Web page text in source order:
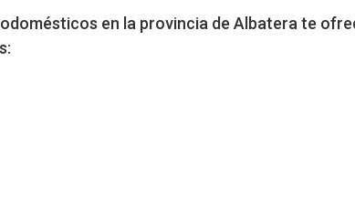
en la provincia de Albatera te